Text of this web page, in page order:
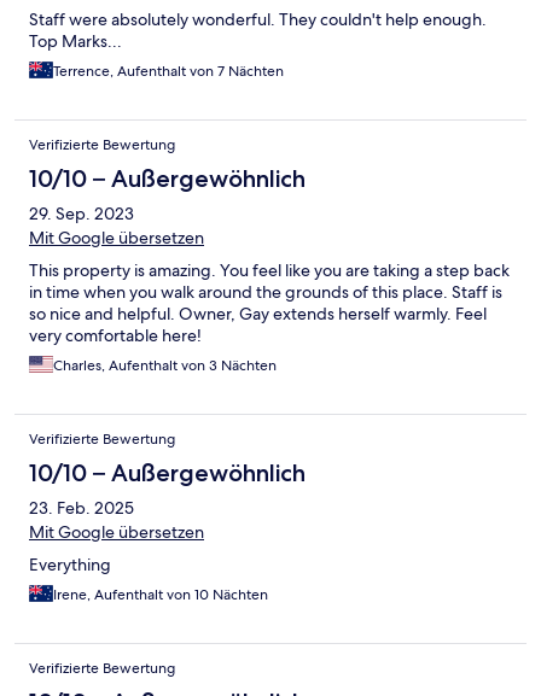
Staff were absolutely wonderful. They couldn't help enough.
Top Marks...
Terrence, Aufenthalt von 7 Nächten
Verifizierte Bewertung
10/10 – Außergewöhnlich
29. Sep. 2023
Mit Google übersetzen
This property is amazing. You feel like you are taking a step back
in time when you walk around the grounds of this place. Staff is
so nice and helpful. Owner, Gay extends herself warmly. Feel
very comfortable here!
Charles, Aufenthalt von 3 Nächten
Verifizierte Bewertung
10/10 – Außergewöhnlich
23. Feb. 2025
Mit Google übersetzen
Everything
Irene, Aufenthalt von 10 Nächten
Verifizierte Bewertung